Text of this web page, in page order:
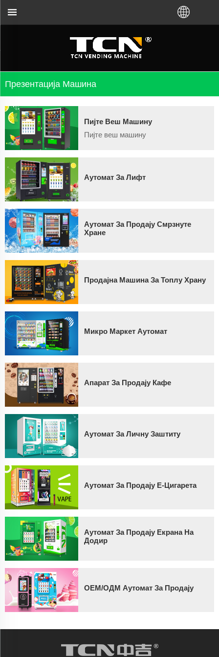
Презентација Машина
Пијте Веш Машину
Пијте веш машину
Аутомат За Лифт
Аутомат За Продају Смрзнуте
Хране
Продајна Машина За Топлу Храну
Микро Маркет Аутомат
Апарат За Продају Кафе
Аутомат За Личну Заштиту
Аутомат За Продају Е-Цигарета
Аутомат За Продају Екрана На
Додир
ОЕМ/ОДМ Аутомат За Продају
и решавање проблема у вези са